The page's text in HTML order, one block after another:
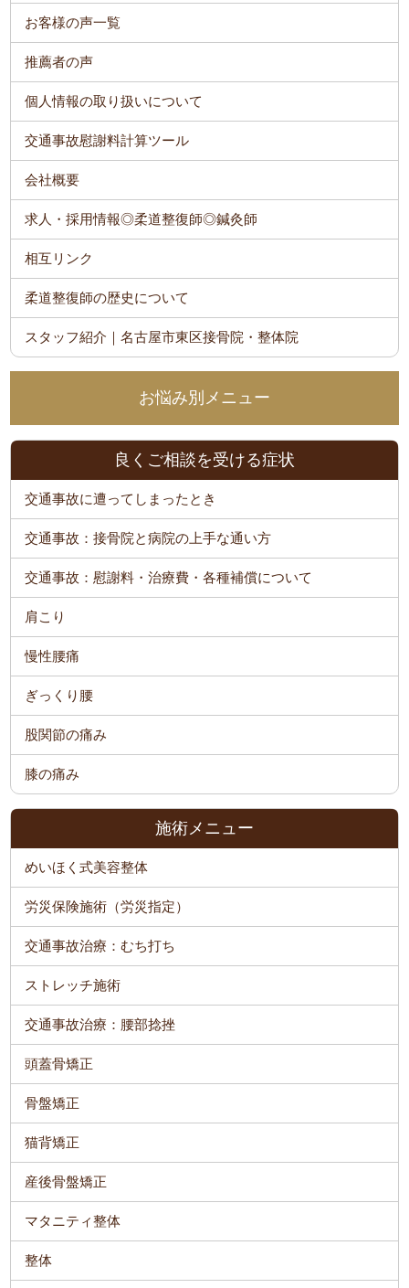
お客様の声一覧
推薦者の声
個人情報の取り扱いについて
交通事故慰謝料計算ツール
会社概要
求人・採用情報◎柔道整復師◎鍼灸師
相互リンク
柔道整復師の歴史について
スタッフ紹介｜名古屋市東区接骨院・整体院
お悩み別メニュー
良くご相談を受ける症状
交通事故に遭ってしまったとき
交通事故：接骨院と病院の上手な通い方
交通事故：慰謝料・治療費・各種補償について
肩こり
慢性腰痛
ぎっくり腰
股関節の痛み
膝の痛み
施術メニュー
めいほく式美容整体
労災保険施術（労災指定）
交通事故治療：むち打ち
ストレッチ施術
交通事故治療：腰部捻挫
頭蓋骨矯正
骨盤矯正
猫背矯正
産後骨盤矯正
マタニティ整体
整体